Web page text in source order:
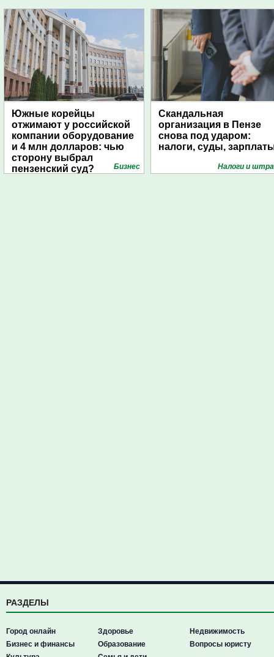
Южные корейцы
отжимают у российской
компании оборудование
и 4 млн долларов: чью
сторону выбрал
пензенский суд?
Бизнес
Скандальная
организация в Пензе
снова под ударом:
налоги, суды,
Налоги и
РАЗДЕЛЫ
Город онлайн
Бизнес и финансы
Здоровье
Образование
Недвижимость
Вопросы юристу